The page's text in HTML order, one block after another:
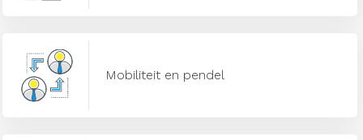
Mobiliteit en pendel